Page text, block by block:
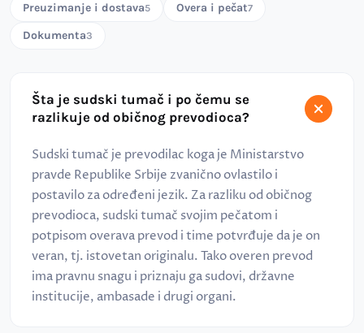
Preuzimanje i dostava5 Overa i pečat7
Dokumenta3
Šta je sudski tumač i po čemu se
razlikuje od običnog prevodioca?
Sudski tumač je prevodilac koga je Ministarstvo
pravde Republike Srbije zvanično ovlastilo i
postavilo za određeni jezik. Za razliku od običnog
prevodioca, sudski tumač svojim pečatom i
potpisom overava prevod i time potvrđuje da je on
veran, tj. istovetan originalu. Tako overen prevod
ima pravnu snagu i priznaju ga sudovi, državne
institucije, ambasade i drugi organi.